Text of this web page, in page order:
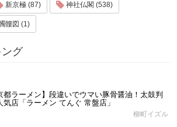
新京極 (87) 神社仏閣 (538)
髏図 (1)
グ
都ラーメン】段違いでウマい豚骨醤油！太鼓判
気店「ラーメン てんぐ 常盤店」
柳町イズル